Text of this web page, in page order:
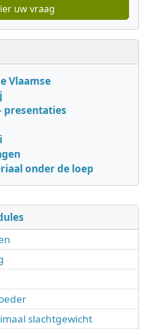
uw vraag
Vlaamse
presentaties
onder de loep
slachtgewicht